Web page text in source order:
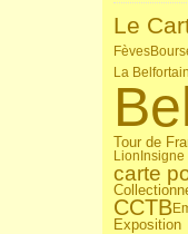
Le
Fèves
La
Tour de
Lion
carte
CCTB
Exposition